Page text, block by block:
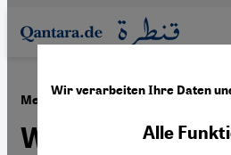
Direkt zum Inhalt springen
Menstruation in Pakistan ·10.06.2022
Was alle
Wir verarbeiten Ihre Daten
Alle